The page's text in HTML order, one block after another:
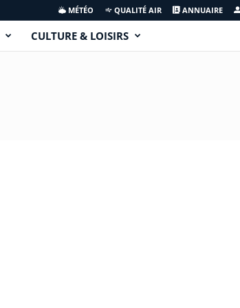
MÉTÉO QUALITÉ AIR ANNUAIRE
CULTURE & LOISIRS